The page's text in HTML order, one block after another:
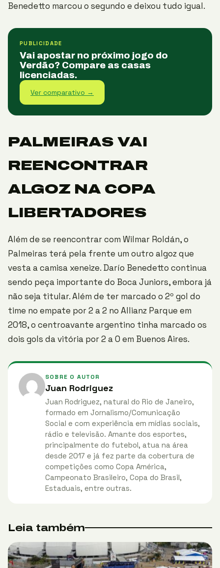
Benedetto marcou o segundo e deixou tudo igual.
PUBLICIDADE
Vai apostar no próximo jogo do
Verdão? Compare as casas
licenciadas.
Ver comparativo →
PALMEIRAS VAI
REENCONTRAR
ALGOZ NA COPA
LIBERTADORES
Além de se reencontrar com Wilmar Roldán, o
Palmeiras terá pela frente um outro algoz que
vesta a camisa xeneize. Darío Benedetto continua
sendo peça importante do Boca Juniors, embora já
não seja titular. Além de ter marcado o 2º gol do
time no empate por 2 a 2 no Allianz Parque em
2018, o centroavante argentino tinha marcado os
dois gols da vitória por 2 a 0 em Buenos Aires.
SOBRE O AUTOR
Juan Rodriguez
Juan Rodriguez, natural do Rio de Janeiro,
formado em Jornalismo/Comunicação
Social e com experiência em mídias sociais,
rádio e televisão. Amante dos esportes,
principalmente do futebol, atua na área
desde 2017 e já fez parte da cobertura de
competições como Copa América,
Campeonato Brasileiro, Copa do Brasil,
Estaduais, entre outras.
Leia também